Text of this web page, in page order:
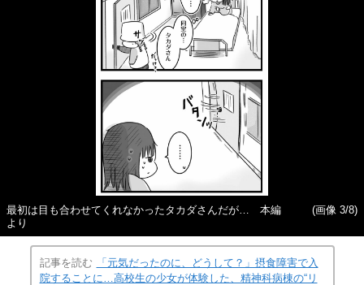
最初は目も合わせてくれなかったタカダさんだが… 本編
より
(画像 3/8)
記事を読む
「元気だったのに、どうして？」摂食障害で入
院することに…高校生の少女が体験した、精神科病棟の“リ